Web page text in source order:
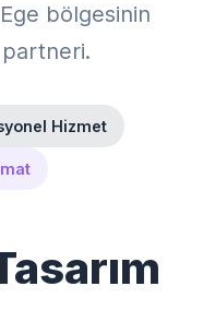
bölgesinin
Hizmet